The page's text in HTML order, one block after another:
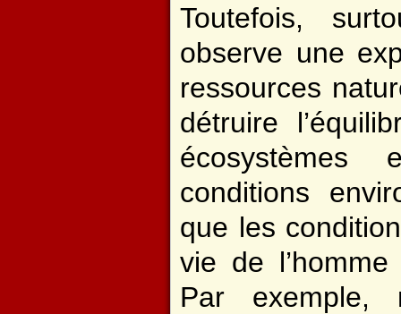
Toutefois,
observe une
ressources
détruire
conditions
que les
vie de
Par exemple,